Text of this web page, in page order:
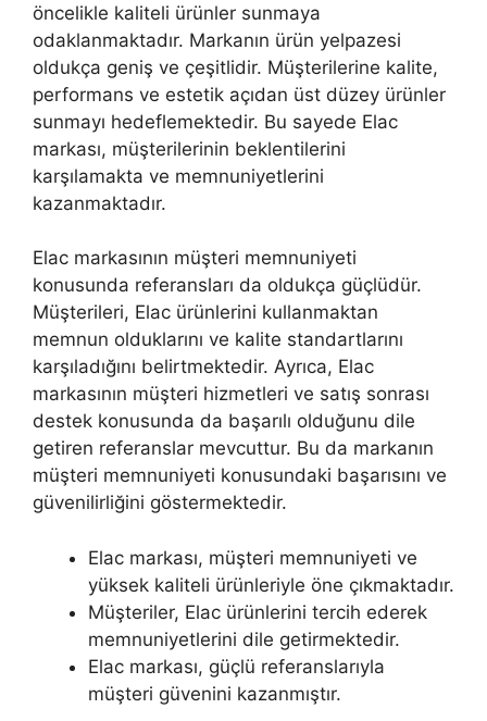
öncelikle kaliteli ürünler sunmaya
odaklanmaktadır. Markanın ürün yelpazesi
oldukça geniş ve çeşitlidir. Müşterilerine kalite,
performans ve estetik açıdan üst düzey ürünler
sunmayı hedeflemektedir. Bu sayede Elac
markası, müşterilerinin beklentilerini
karşılamakta ve memnuniyetlerini
kazanmaktadır.
Elac markasının müşteri memnuniyeti
konusunda referansları da oldukça güçlüdür.
Müşterileri, Elac ürünlerini kullanmaktan
memnun olduklarını ve kalite standartlarını
karşıladığını belirtmektedir. Ayrıca, Elac
markasının müşteri hizmetleri ve satış sonrası
destek konusunda da başarılı olduğunu dile
getiren referanslar mevcuttur. Bu da markanın
müşteri memnuniyeti konusundaki başarısını ve
güvenilirliğini göstermektedir.
Elac markası, müşteri memnuniyeti ve
yüksek kaliteli ürünleriyle öne çıkmaktadır.
Müşteriler, Elac ürünlerini tercih ederek
memnuniyetlerini dile getirmektedir.
Elac markası, güçlü referanslarıyla
müşteri güvenini kazanmıştır.